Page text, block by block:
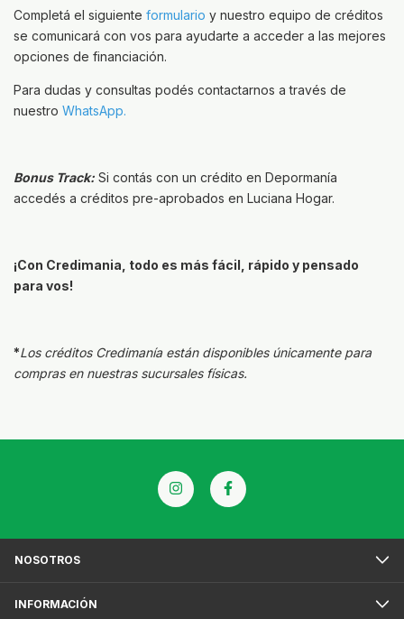
Completá el siguiente formulario y nuestro equipo de créditos
se comunicará con vos para ayudarte a acceder a las mejores
opciones de financiación.
Para dudas y consultas podés contactarnos a través de
nuestro WhatsApp.
Bonus Track: Si contás con un crédito en Depormanía
accedés a créditos pre-aprobados en Luciana Hogar.
¡Con Credimania, todo es más fácil, rápido y pensado
para vos!
*Los créditos Credimanía están disponibles únicamente para
compras en nuestras sucursales físicas.
NOSOTROS
INFORMACIÓN